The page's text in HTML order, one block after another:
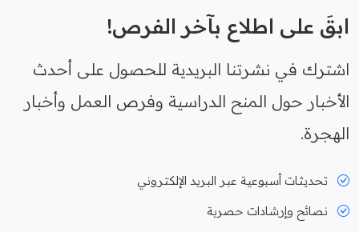
ابقَ على اطلاع بآخر الفرص!
اشترك في نشرتنا البريدية للحصول على أحدث
الأخبار حول المنح الدراسية وفرص العمل وأخبار
الهجرة.
تحديثات أسبوعية عبر البريد الإلكتروني
نصائح وإرشادات حصرية